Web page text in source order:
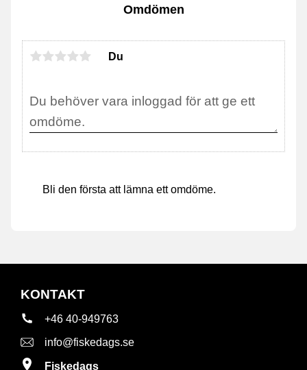
Omdömen
Du
Bli den första att lämna ett omdöme.
KONTAKT
+46 40-949763
info@fiskedags.se
Fiskedags